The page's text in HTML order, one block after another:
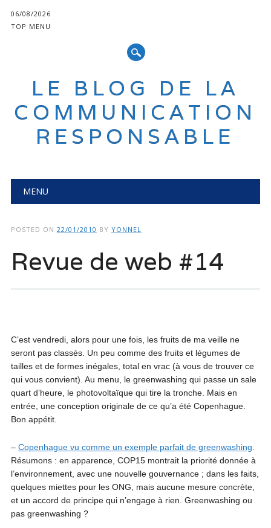
06/08/2026
TOP MENU
LE BLOG DE LA
COMMUNICATION
RESPONSABLE
Main menu
MENU
POSTED ON 22/01/2010 BY YONNEL
Revue de web #14
C’est vendredi, alors pour une fois, les fruits de ma veille ne
seront pas classés. Un peu comme des fruits et légumes de
tailles et de formes inégales, total en vrac (à vous de trouver ce
qui vous convient). Au menu, le greenwashing qui passe un sale
quart d’heure, le photovoltaïque qui tire la tronche. Mais en
entrée, une conception originale de ce qu’a été Copenhague.
Bon appétit.
– Copenhague vu comme un exemple parfait de greenwashing
Résumons : en apparence, COP15 montrait la priorité donnée à
l’environnement, avec une nouvelle gouvernance ; dans les faits,
quelques miettes pour les ONG, mais aucune mesure concrète,
et un accord de principe qui n’engage à rien. Greenwashing ou
pas greenwashing ?